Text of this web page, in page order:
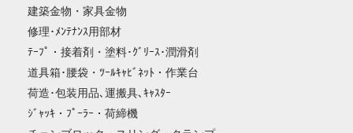
建築金物・家具金物
修理･ﾒﾝﾃﾅﾝｽ用部材
ﾃｰﾌﾟ・接着剤・塗料･ｸﾞﾘｰｽ･潤滑剤
道具箱･腰袋・ﾂｰﾙｷｬﾋﾞﾈｯﾄ・作業台
荷造･包装用品､運搬具､ｷｬｽﾀｰ
ｼﾞｬｯｷ・ﾌﾟｰﾗｰ・荷締機